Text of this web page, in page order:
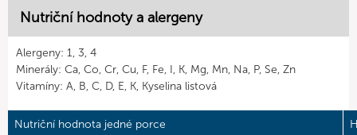
Nutriční hodnoty a alergeny
Alergeny: 1, 3, 4
Minerály: Ca, Co, Cr, Cu, F, Fe, I, K, Mg, Mn, Na, P, Se, Zn
Vitamíny: A, B, C, D, E, K, Kyselina listová
Nutriční hodnota jedné porce